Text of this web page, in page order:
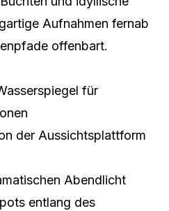
Aufnahmen fernab
offenbart.
für
der Aussichtsplattform
Abendlicht
entlang des